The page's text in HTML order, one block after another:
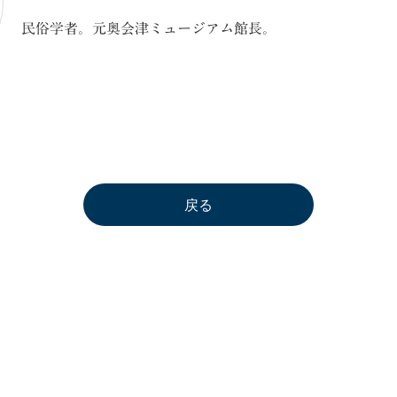
民俗学者。元奥会津ミュージアム館長。
戻る